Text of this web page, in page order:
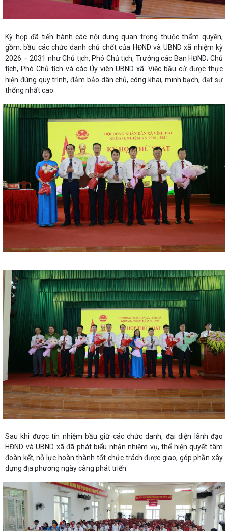
Kỳ họp đã tiến hành các nội dung quan trọng thuộc thẩm quyền,
gồm: bầu các chức danh chủ chốt của HĐND và UBND xã nhiệm kỳ
2026 – 2031 như Chủ tịch, Phó Chủ tịch, Trưởng các Ban HĐND; Chủ
tịch, Phó Chủ tịch và các Ủy viên UBND xã. Việc bầu cử được thực
hiện đúng quy trình, đảm bảo dân chủ, công khai, minh bạch, đạt sự
thống nhất cao.
Sau khi được tín nhiệm bầu giữ các chức danh, đại diện lãnh đạo
HĐND và UBND xã đã phát biểu nhận nhiệm vụ, thể hiện quyết tâm
đoàn kết, nỗ lực hoàn thành tốt chức trách được giao, góp phần xây
dựng địa phương ngày càng phát triển.